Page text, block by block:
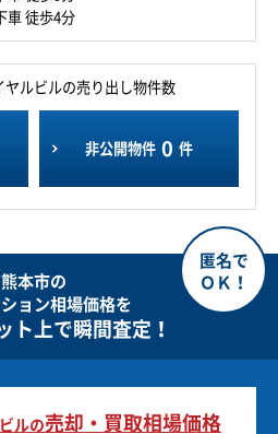
車 徒歩4分
ヤルビルの売り出し物件数
非公開物件 0 件
熊本市の
ョン相場価格を
ト上で瞬間査定！
ルの売却・買取相場価格